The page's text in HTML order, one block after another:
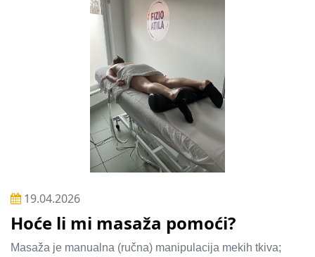
19.04.2026
Hoće li mi masaža pomoći?
Masaža je manualna (ručna) manipulacija mekih tkiva;